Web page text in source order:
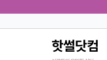
핫썰닷컴